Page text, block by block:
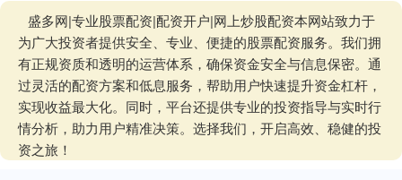
盛多网|专业股票配资|配资开户|网上炒股配资本网站致力于
为广大投资者提供安全、专业、便捷的股票配资服务。我们拥
有正规资质和透明的运营体系，确保资金安全与信息保密。通
过灵活的配资方案和低息服务，帮助用户快速提升资金杠杆，
实现收益最大化。同时，平台还提供专业的投资指导与实时行
情分析，助力用户精准决策。选择我们，开启高效、稳健的投
资之旅！